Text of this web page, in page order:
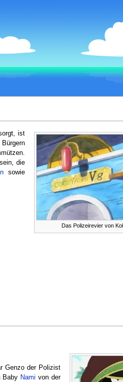
Das Polizeirevier von
ist
die
sowie
Genzo der Polizist
Baby Nami von der